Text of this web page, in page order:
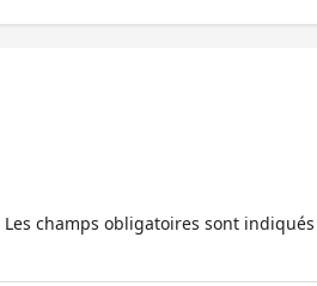
Les champs obligatoires sont indiqués